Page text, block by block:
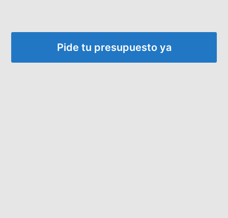
Pide tu presupuesto ya